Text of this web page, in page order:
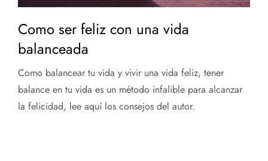
Como ser feliz con una vida
balanceada
Como balancear tu vida y vivir una vida feliz, tener
balance en tu vida es un método infalible para alcanzar
la felicidad, lee aquí los consejos del autor.